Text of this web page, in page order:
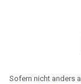
Sofern nicht anders